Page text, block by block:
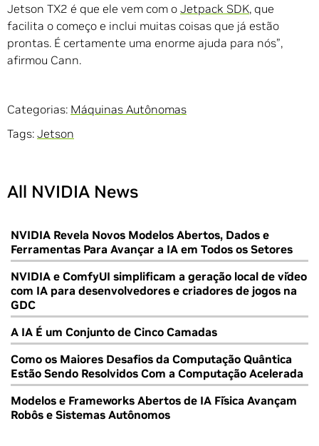
Jetson TX2 é que ele vem com o Jetpack SDK, que
facilita o começo e inclui muitas coisas que já estão
prontas. É certamente uma enorme ajuda para nós”,
afirmou Cann.
Categorias: Máquinas Autônomas
Tags: Jetson
All NVIDIA News
NVIDIA Revela Novos Modelos Abertos, Dados e
Ferramentas Para Avançar a IA em Todos os Setores
NVIDIA e ComfyUI simplificam a geração local de vídeo
com IA para desenvolvedores e criadores de jogos na
GDC
A IA É um Conjunto de Cinco Camadas
Como os Maiores Desafios da Computação Quântica
Estão Sendo Resolvidos Com a Computação Acelerada
Modelos e Frameworks Abertos de IA Física Avançam
Robôs e Sistemas Autônomos